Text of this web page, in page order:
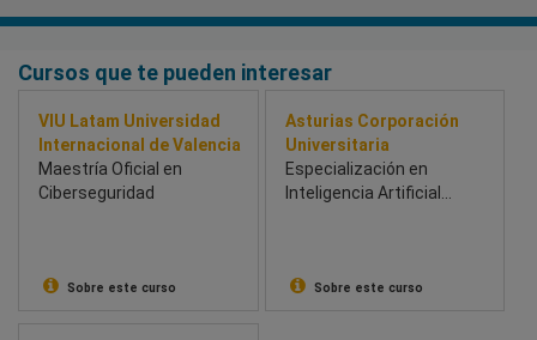
Cursos que te pueden interesar
VIU Latam Universidad
Internacional de Valencia
Maestría Oficial en
Ciberseguridad
Sobre este curso
Asturias Corporación
Universitaria
Especialización en
Inteligencia Artificial
Sobre este curso